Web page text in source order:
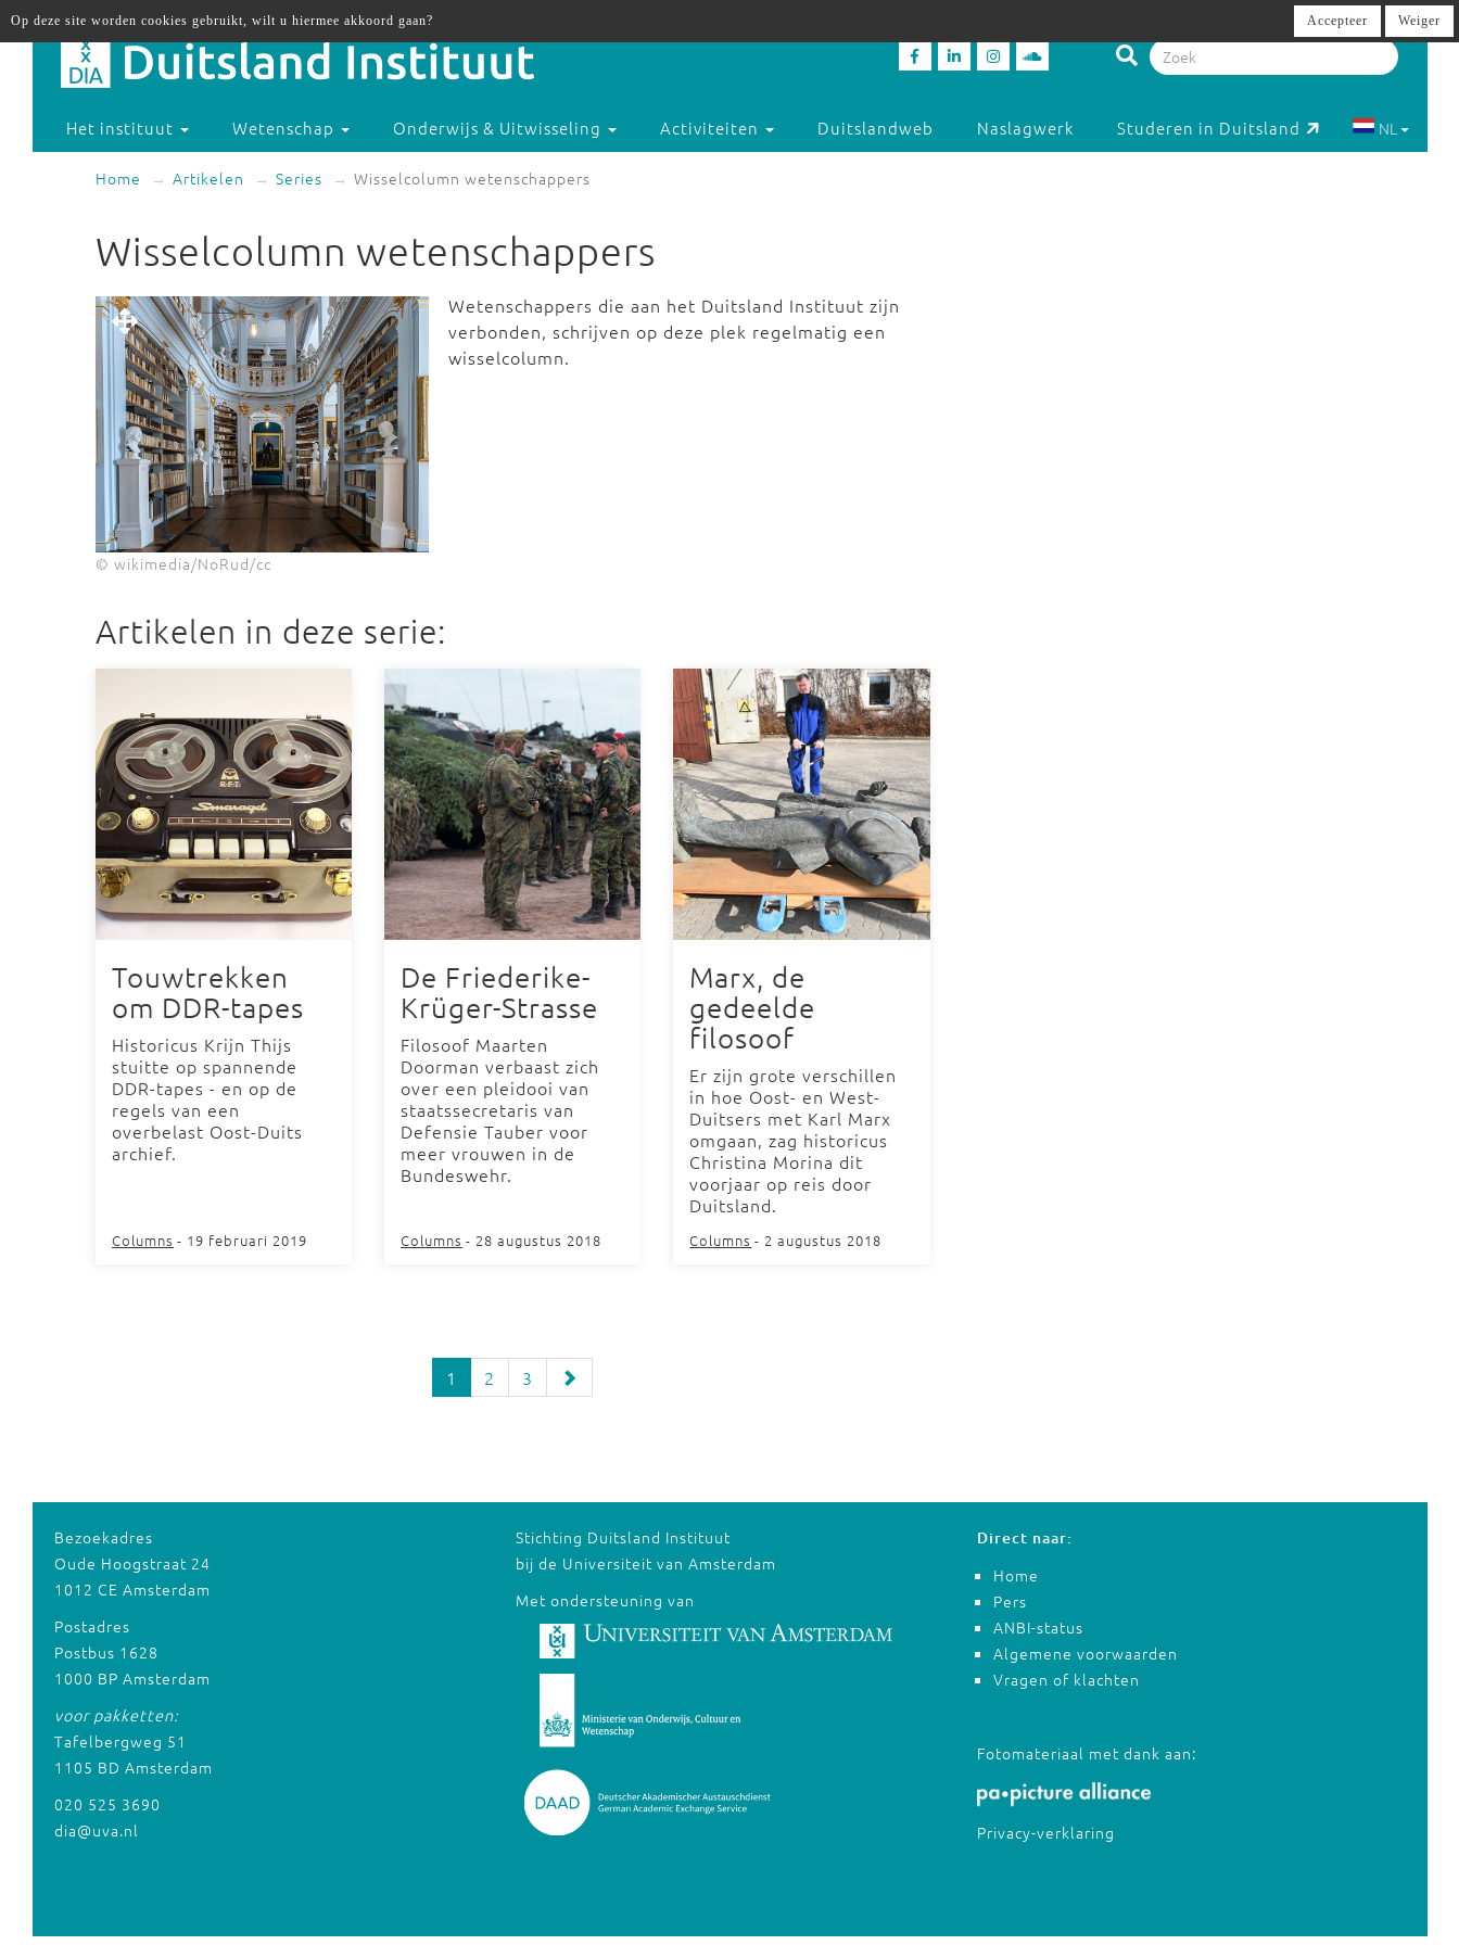
Het instituut Wetenschap Onderwijs & Uitwisseling Activiteiten Duitslandweb Naslagwerk Studeren in Duitsland NL
Home Artikelen Series Wisselcolumn wetenschappers
Wisselcolumn wetenschappers
© wikimedia/NoRud/cc
Wetenschappers die aan het Duitsland Instituut zijn
verbonden, schrijven op deze plek regelmatig een
wisselcolumn.
Artikelen in deze serie:
Touwtrekken
om DDR-tapes
Historicus Krijn Thijs
stuitte op spannende
DDR-tapes - en op de
regels van een
overbelast Oost-Duits
archief.
Columns - 19 februari 2019
De Friederike-
Krüger-Strasse
Filosoof Maarten
Doorman verbaast zich
over een pleidooi van
staatssecretaris van
Defensie Tauber voor
meer vrouwen in de
Bundeswehr.
Columns - 28 augustus 2018
Marx, de
gedeelde
filosoof
Er zijn grote verschillen
in hoe Oost- en West-
Duitsers met Karl Marx
omgaan, zag historicus
Christina Morina dit
voorjaar op reis door
Duitsland.
Columns - 2 augustus 2018
1 2 3
Bezoekadres
Oude Hoogstraat 24
1012 CE Amsterdam
Postadres
Postbus 1628
1000 BP Amsterdam
voor pakketten:
Tafelbergweg 51
1105 BD Amsterdam
020 525 3690
dia@uva.nl
Stichting Duitsland Instituut
bij de Universiteit van Amsterdam
Met ondersteuning van
Direct naar:
Home
Pers
ANBI-status
Algemene voorwaarden
Vragen of klachten
Fotomateriaal met dank aan:
Privacy-verklaring
Op deze site worden cookies gebruikt, wilt u hiermee akkoord gaan? Accepteer Weiger